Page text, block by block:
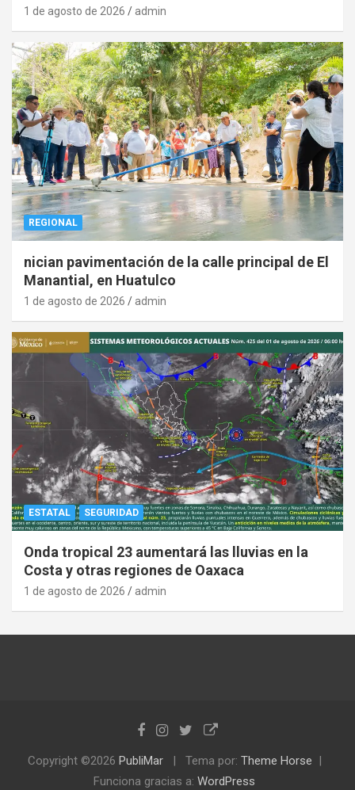
1 de agosto de 2026 admin
REGIONAL
nician pavimentación de la calle principal de El
Manantial, en Huatulco
1 de agosto de 2026 admin
ESTATAL SEGURIDAD
Onda tropical 23 aumentará las lluvias en la
Costa y otras regiones de Oaxaca
1 de agosto de 2026 admin
Copyright ©2026 PubliMar Tema por: Theme Horse
Funciona gracias a: WordPress